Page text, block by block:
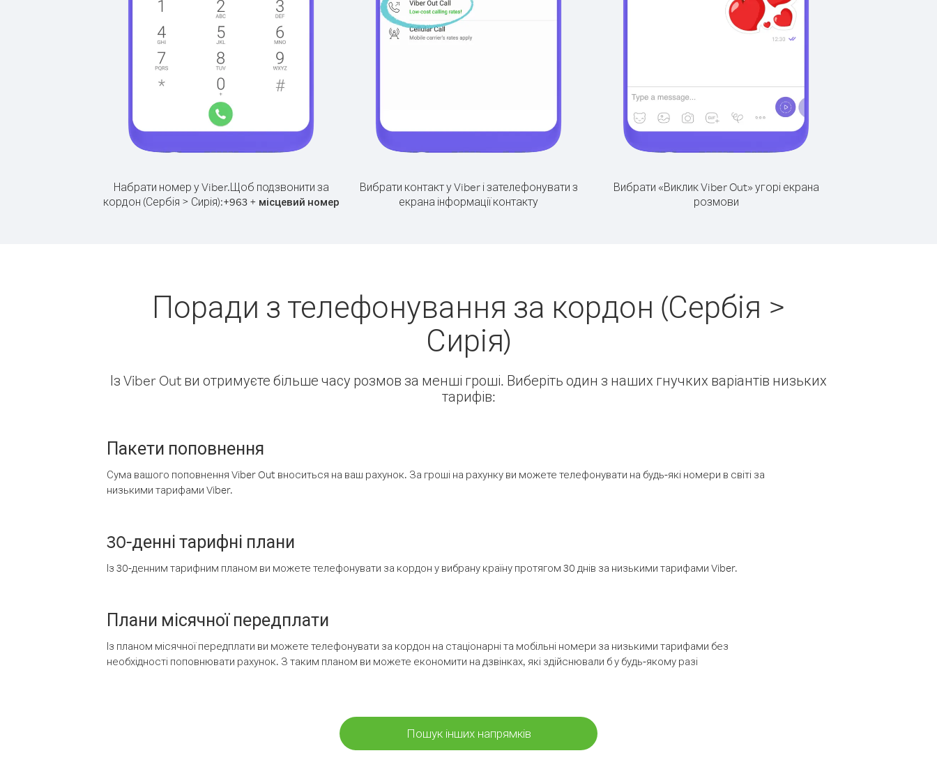
Набрати номер у Viber.Щоб подзвонити за
кордон (Сербія > Сирія):+963+ місцевий номер
Вибрати контакт у Viber і зателефонувати з
екрана інформації контакту
Вибрати «Виклик Viber Out» угорі екрана
розмови
Поради з телефонування за кордон (Сербія >
Сирія)
Із Viber Out ви отримуєте більше часу розмов за менші гроші. Виберіть один з наших гнучких варіантів низьких
тарифів:
Пакети поповнення
Сума вашого поповнення Viber Out вноситься на ваш рахунок. За гроші на рахунку ви можете телефонувати на будь-які номери в світі за
низькими тарифами Viber.
30-денні тарифні плани
Із 30-денним тарифним планом ви можете телефонувати за кордон у вибрану країну протягом 30 днів за низькими тарифами Viber.
Плани місячної передплати
Із планом місячної передплати ви можете телефонувати за кордон на стаціонарні та мобільні номери за низькими тарифами без
необхідності поповнювати рахунок. З таким планом ви можете економити на дзвінках, які здійснювали б у будь-якому разі
Пошук інших напрямків